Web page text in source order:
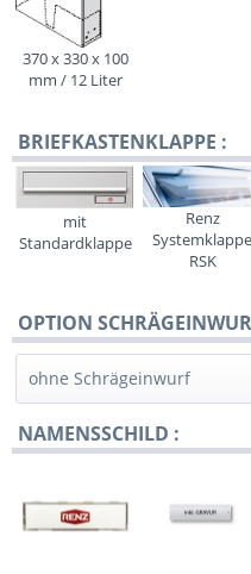
370 x 330 x 100
mm / 12 Liter
BRIEFKASTENKLAPPE :
mit
Standardklappe
Renz
Systemklappe
RSK
OPTION
NAMENSSCHILD :